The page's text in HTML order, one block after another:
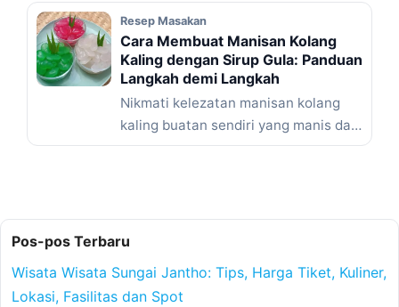
Baca Selengkapnya
Resep Masakan
Cara Membuat Manisan Kolang
Kaling dengan Sirup Gula: Panduan
Langkah demi Langkah
Nikmati kelezatan manisan kolang
kaling buatan sendiri yang manis dan
kenyal dengan mengikuti panduan
Pos-pos Terbaru
Wisata Wisata Sungai Jantho: Tips, Harga Tiket, Kuliner,
Lokasi, Fasilitas dan Spot